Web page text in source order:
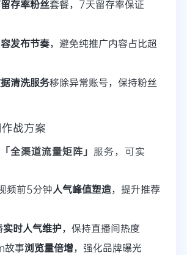
存率粉丝套餐，7天留存率保证
发布节奏，避免纯推广内容占比超
清洗服务移除异常账号，保持粉丝
战方案
「全渠道流量矩阵」 服务，可实
频前5分钟人气峰值塑造，提升推荐
实时人气维护，保持直播间热度
事浏览量倍增，强化品牌曝光